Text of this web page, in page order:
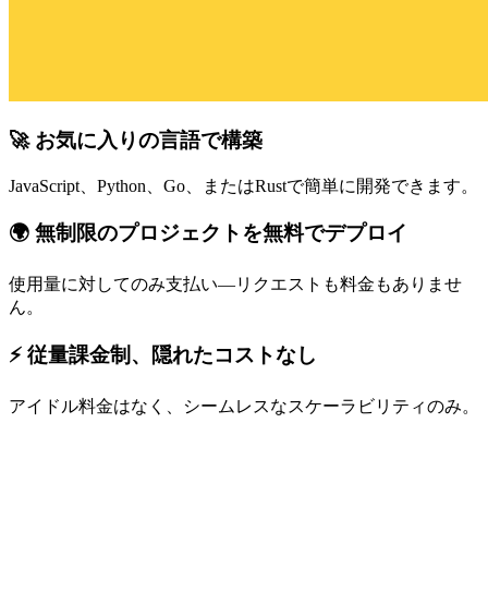
🚀 お気に入りの言語で構築
JavaScript、Python、Go、またはRustで簡単に開発できます。
🌍 無制限のプロジェクトを無料でデプロイ
使用量に対してのみ支払い—リクエストも料金もありませ
ん。
⚡ 従量課金制、隠れたコストなし
アイドル料金はなく、シームレスなスケーラビリティのみ。